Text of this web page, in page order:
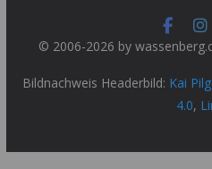
© 2006-2026 by
Bildnachweis Headerbild: Kai
4.0,